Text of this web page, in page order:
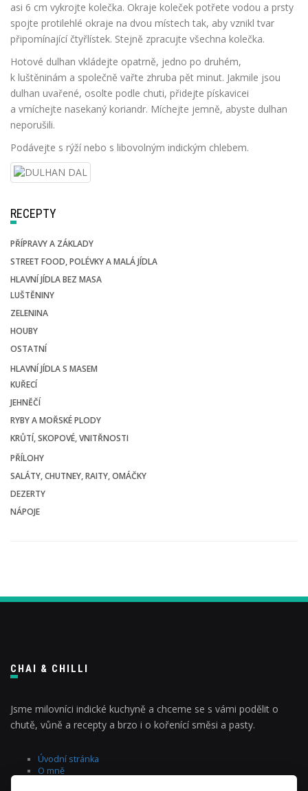
asi 6 cm vykrojte kolečka. Okraje koleček potřete vodou a prsty
spojte protilehlé okraje na dvou místech tak, aby vznikl tvar
připomínající čtyřlístek. Stejně zpracujte všechna kolečka.
Hotové dulhan vkládejte opatrně, jedno po druhém,
k luštěninám a společně vařte zhruba pět minut. Jakmile jsou
dulhan uvařené, osolte podle chuti, přidejte pískavicei
a vmíchejte nasekaný koriandr. Míchejte jemně, abyste dulhan
neporušili.
Podávejte s rýží nebo s libovolným indickým chlebem.
RECEPTY
PŘÍPRAVY A ZÁKLADY
STREET FOOD, POLÉVKY A MALÁ JÍDLA
HLAVNÍ JÍDLA BEZ MASA
LUŠTĚNINY
ZELENINA
HOUBY
OSTATNÍ
HLAVNÍ JÍDLA S MASEM
KUŘECÍ
JEHNĚČÍ
RYBY A MOŘSKÉ PLODY
KRŮTÍ, SKOPOVÉ, VNITŘNOSTI
PŘÍLOHY
SALÁTY, CHUTNEY, RAITY, OMÁČKY
DEZERTY
NÁPOJE
CHAI & CHILLI
Jsme milovníci indické kuchyně a chceme se s vámi podělit o
chutě, vůně a recepty a brzo i o kořenící směsi a pasty.
Úvodní stránka
O mně